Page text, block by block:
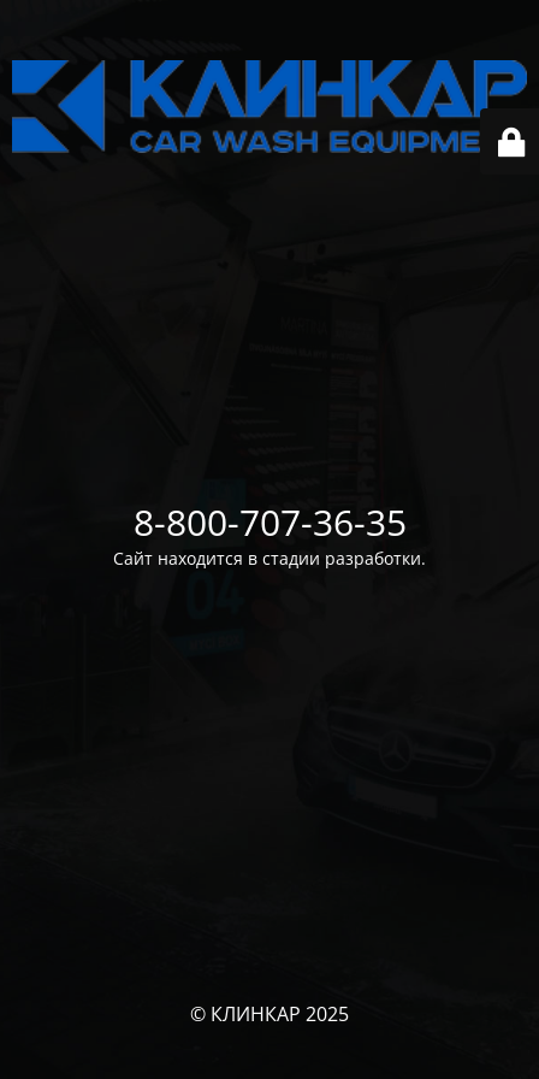
8-800-707-36-35
Сайт находится в стадии разработки.
© КЛИНКАР 2025